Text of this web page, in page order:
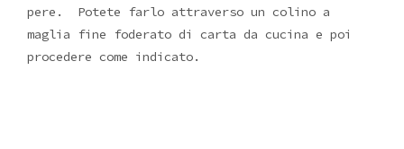
pere. Potete farlo attraverso un colino a
maglia fine foderato di carta da cucina e poi
procedere come indicato.